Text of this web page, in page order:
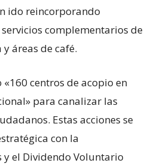
ido reincorporando
complementarios de
áreas de café.
centros de acopio en
para canalizar las
Estas acciones se
con la
y el Dividendo Voluntario